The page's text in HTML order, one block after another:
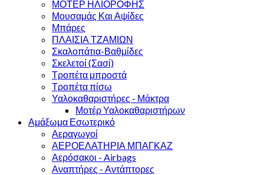
ΜΟΤΕΡ ΗΛΙΟΡΟΦΗΣ
Μουσαμάς Και Αψίδες
Μπάρες
ΠΛΑΙΣΙΑ ΤΖΑΜΙΩΝ
Σκαλοπάτια-Βαθμίδες
Σκελετοί (Σασί)
Τροπέτα μπροστά
Τροπέτα πίσω
Υαλοκαθαριστήρες - Μάκτρα
Μοτέρ Υαλοκαθαριστήρων
Αμάξωμα Εσωτερικό
Αεραγωγοί
ΑΕΡΟΕΛΑΤΗΡΙΑ ΜΠΑΓΚΑΖ
Αερόσακοι - Airbags
Αναπτήρες - Αντάπτορες